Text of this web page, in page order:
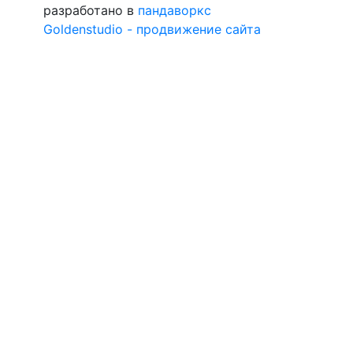
разработано в пандаворкс
Goldenstudio - продвижение сайта